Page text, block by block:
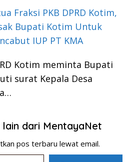
Fraksi PKB DPRD Kotim,
Bupati Kotim Untuk
IUP PT KMA
Kotim meminta Bupati
surat Kepala Desa
dari MentayaNet
pos terbaru lewat email.